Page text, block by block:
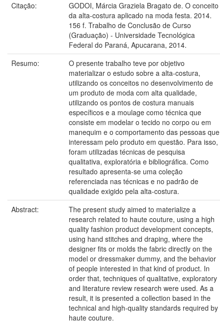
Citação:
GODOI, Márcia Graziela Bragato de. O conceito
da alta-costura aplicado na moda festa. 2014.
156 f. Trabalho de Conclusão de Curso
(Graduação) - Universidade Tecnológica
Federal do Paraná, Apucarana, 2014.
Resumo:
O presente trabalho teve por objetivo
materializar o estudo sobre a alta-costura,
utilizando os conceitos no desenvolvimento de
um produto de moda com alta qualidade,
utilizando os pontos de costura manuais
específicos e a moulage como técnica que
consiste em modelar o tecido no corpo ou em
manequim e o comportamento das pessoas que
interessam pelo produto em questão. Para isso,
foram utilizadas técnicas de pesquisa
qualitativa, exploratória e bibliográfica. Como
resultado apresenta-se uma coleção
referenciada nas técnicas e no padrão de
qualidade exigido pela alta-costura.
Abstract:
The present study aimed to materialize a
research related to haute couture, using a high
quality fashion product development concepts,
using hand stitches and draping, where the
designer fits or molds the fabric directly on the
model or dressmaker dummy, and the behavior
of people interested in that kind of product. In
order that, techniques of qualitative, exploratory
and literature review research were used. As a
result, it is presented a collection based in the
technical and high-quality standards required by
haute couture.